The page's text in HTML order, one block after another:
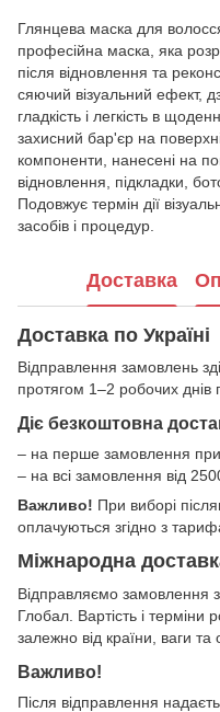
Глянцева маска для
професійна маска, яка
після відновлення та
сяючий візуальний ефект,
гладкість і легкість в
захисний бар'єр на
компоненти, нанесені на
відновлення, підкладки,
Подовжує термін дії
засобів і процедур.
Доставка
Доставка по Україні
Відправлення замовлень
протягом 1–2 робочих днів
Діє безкоштовна
– на перше замовлення при
– на всі замовлення від
Важливо! При виборі
оплачуються згідно з
Міжнародна
Відправляємо замовлення
Глобал. Вартість і терміни
залежно від країни, ваги та
Важливо!
Після відправлення